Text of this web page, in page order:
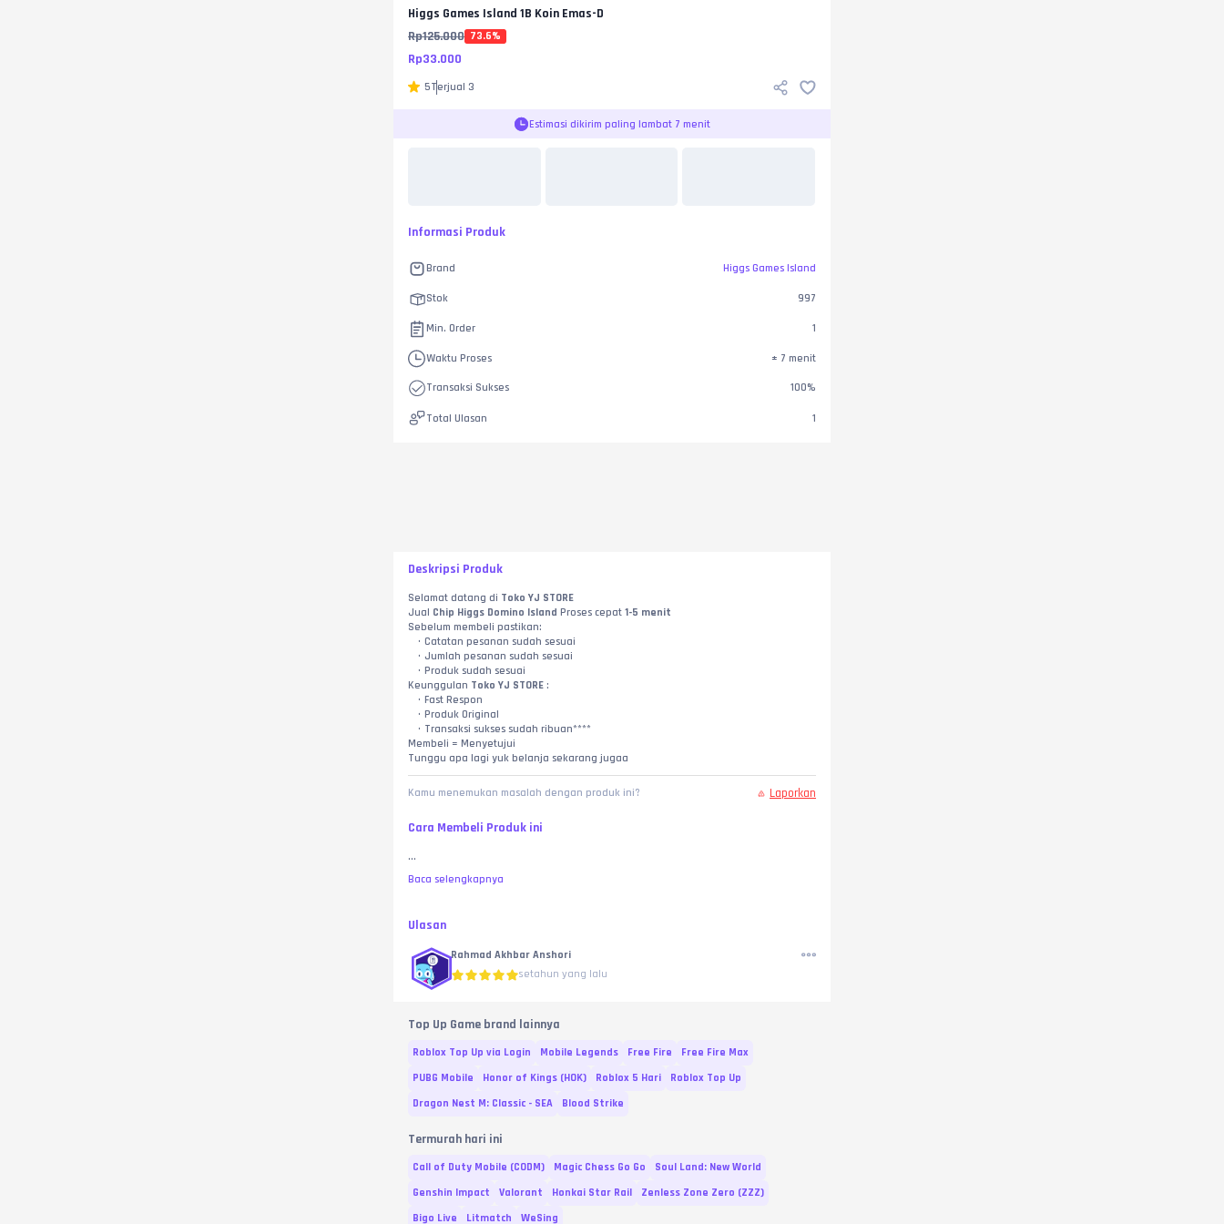
Higgs Games Island 1B Koin Emas-D
Rp125.000 73.6%
Rp33.000
5Terjual 3
Estimasi dikirim paling lambat 7 menit
Informasi Produk
Brand Higgs Games Island
Stok 997
Min. Order 1
Waktu Proses ± 7 menit
Transaksi Sukses 100%
Total Ulasan 1
Deskripsi Produk
Selamat datang di Toko YJ STORE
Jual Chip Higgs Domino Island Proses cepat 1-5 menit
Sebelum membeli pastikan:
Catatan pesanan sudah sesuai
Jumlah pesanan sudah sesuai
Produk sudah sesuai
Keunggulan Toko YJ STORE :
Fast Respon
Produk Original
Transaksi sukses sudah ribuan****
Membeli = Menyetujui
Tunggu apa lagi yuk belanja sekarang jugaa
Kamu menemukan masalah dengan produk ini? Laporkan
Cara Membeli Produk ini
...
Baca selengkapnya
Ulasan
Rahmad Akhbar Anshori
setahun yang lalu
Top Up Game brand lainnya
Roblox Top Up via Login Mobile Legends Free Fire
Free Fire Max
PUBG Mobile
Honor of Kings (HOK) Roblox 5 Hari
Roblox Top Up
Dragon Nest M: Classic - SEA
Blood Strike
Termurah hari ini
Call of Duty Mobile (CODM) Magic Chess Go Go
Soul Land: New World
Genshin Impact
Valorant Honkai Star Rail
Zenless Zone Zero (ZZZ)
Bigo Live
Litmatch WeSing